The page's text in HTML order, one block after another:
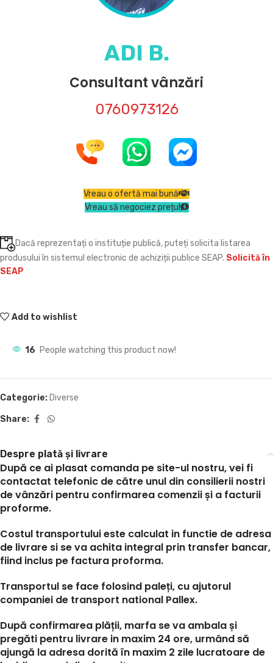
ADI B.
Consultant vânzări
0760973126
Vreau o ofertă mai bună
Vreau să negociez prețul
Dacă reprezentați o instituție publică, puteți solicita listarea
produsului în sistemul electronic de achiziții publice SEAP. Solicită în
SEAP
Add to wishlist
16 People watching this product now!
Categorie: Diverse
Share:
Despre plată și livrare
După ce ai plasat comanda pe site-ul nostru, vei fi
contactat telefonic de către unul din consilierii nostri
de vânzări pentru confirmarea comenzii și a facturii
proforme.
Costul transportului este calculat in functie de adresa
de livrare si se va achita integral prin transfer bancar,
fiind inclus pe factura proforma.
Transportul se face folosind paleți, cu ajutorul
companiei de transport national Pallex.
După confirmarea plății, marfa se va ambala și
pregăti pentru livrare in maxim 24 ore, urmând să
ajungă la adresa dorită în maxim 2 zile lucratoare de